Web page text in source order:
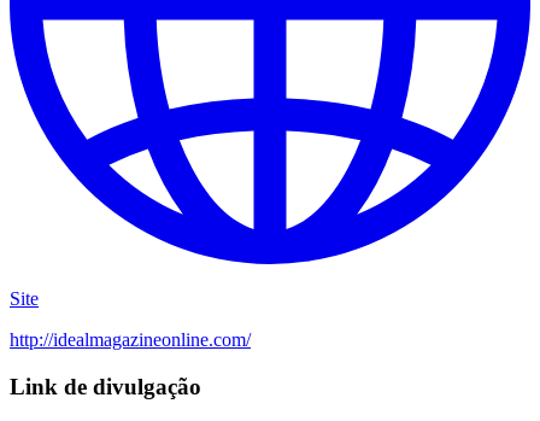
Site
http://idealmagazineonline.com/
Link de divulgação